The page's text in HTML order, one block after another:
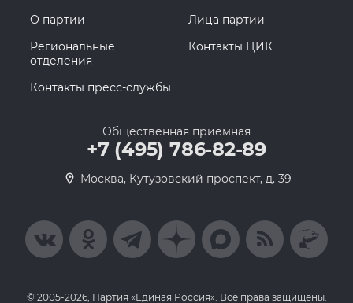
О партии
Лица партии
Региональные
отделения
Контакты ЦИК
Контакты пресс-службы
Общественная приемная
+7 (495) 786-82-89
Москва, Кутузовский проспект, д. 39
© 2005-2026, Партия «Единая Россия». Все права защищены.